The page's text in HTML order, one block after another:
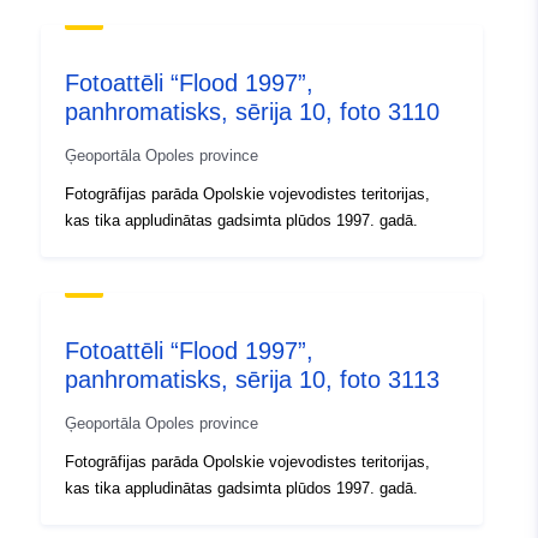
Identifikatori: brak danych
uriRef:
http://data.europa.eu/88u/dataset/
4286-47bc-937e-630d47bbb8c8
Fotoattēli “Flood 1997”,
panhromatisks, sērija 10, foto 3110
Ģeoportāla Opoles province
Fotogrāfijas parāda Opolskie vojevodistes teritorijas,
kas tika appludinātas gadsimta plūdos 1997. gadā.
Fotoattēli “Flood 1997”,
panhromatisks, sērija 10, foto 3113
Ģeoportāla Opoles province
Fotogrāfijas parāda Opolskie vojevodistes teritorijas,
kas tika appludinātas gadsimta plūdos 1997. gadā.